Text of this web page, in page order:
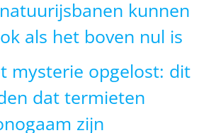
kunnen
als het boven nul is
mysterie opgelost: dit
dat termieten
zijn